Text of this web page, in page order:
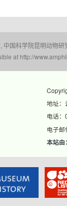
国科学院昆明动物
at http://
地址：
电话
电子
本站由：